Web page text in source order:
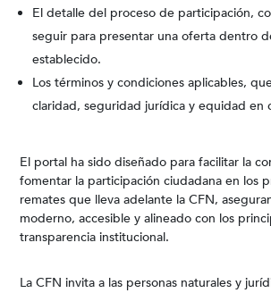
El detalle del proceso de participación,
seguir para presentar una oferta dentro
establecido.
Los términos y condiciones aplicables,
claridad, seguridad jurídica y equidad en
El portal ha sido diseñado para facilitar la
fomentar la participación ciudadana en los
remates que lleva adelante la CFN,
moderno, accesible y alineado con los
transparencia institucional.
La CFN invita a las personas naturales y